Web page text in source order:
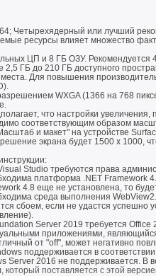
Четырехядерный или лучший
ресурсы влияет множество
ЦП и 8 ГБ ОЗУ. Рекомендуется
ГБ до 210 ГБ доступного
Для повышения
WXGA (1366 на 768
что настройки
соответствующим образом
и макет" на устройстве
экрана будет 1500 x 1000,
Studio требуются права
платформа .NET Framework
4.8 еще не установлена, то
среда выполнения
сбоем, если не удастся успешно
Server 2019 требуется
приложениями,
от "off", может негативно
поддерживается в
Server 2016 не поддерживается.
который поставляется с этой